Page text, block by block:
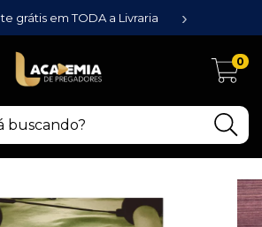
0
grátis em TODA a Livraria ›